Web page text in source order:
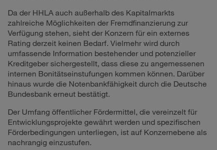
Da der HHLA auch außerhalb des Kapitalmarkts
zahlreiche Möglichkeiten der Fremdfinanzierung zur
Verfügung stehen, sieht der Konzern für ein externes
Rating derzeit keinen Bedarf. Vielmehr wird durch
umfassende Information bestehender und potenzieller
Kreditgeber sichergestellt, dass diese zu angemessenen
internen Bonitätseinstufungen kommen können. Darüber
hinaus wurde die Notenbankfähigkeit durch die Deutsche
Bundesbank erneut bestätigt.
Der Umfang öffentlicher Fördermittel, die vereinzelt für
Entwicklungsprojekte gewährt werden und spezifischen
Förderbedingungen unterliegen, ist auf Konzernebene als
nachrangig einzustufen.